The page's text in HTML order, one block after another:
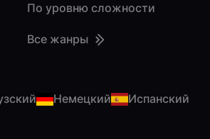
Немецкий Испанский
По уровню сложности
Все жанры